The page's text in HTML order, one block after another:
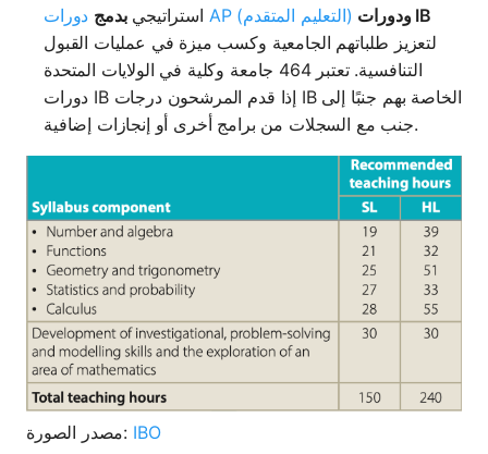
استراتيجيبدمج دورات AP (التعليم المتقدم)
ودورات IB
لتعزيز طلباتهم الجامعية وكسب ميزة في عمليات القبول
التنافسية. تعتبر 464 جامعة وكلية في الولايات المتحدة
دورات IB إذا قدم المرشحون درجات IB الخاصة بهم جنبًا إلى
جنب مع السجلات من برامج أخرى أو إنجازات إضافية.
مصدر الصورة: IBO